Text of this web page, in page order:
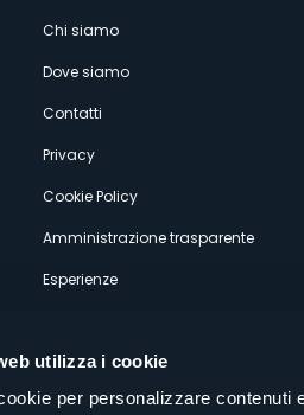
utilizza i cookie
per personalizzare contenuti
Menù
Chi siamo
Dove siamo
Contatti
Privacy
Cookie Policy
Amministrazione trasparente
Esperienze